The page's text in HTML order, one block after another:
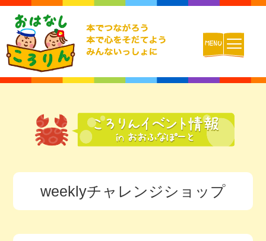
おはなしころりんとは
チームの紹介
weeklyチャレンジショップ